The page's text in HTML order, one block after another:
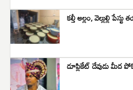
కల్తీ అల్లం, వెల్లుల్లి
డూప్లికేట్ దేవుడు మీద